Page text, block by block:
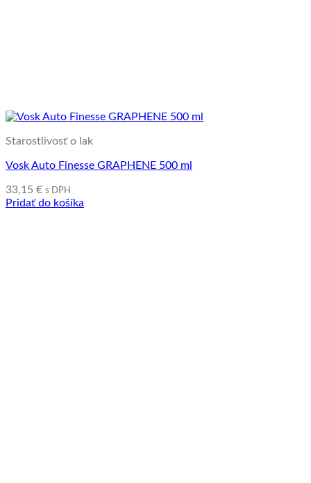
Starostlivosť o lak
Vosk Auto Finesse GRAPHENE 500 ml
33,15 € s DPH
Pridať do košíka